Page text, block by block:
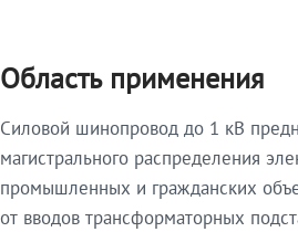
Область применения
Силовой шинопровод до 1 кВ
магистрального распределения
промышленных и гражданских
от вводов трансформаторных